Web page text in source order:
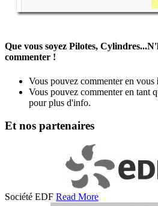
Que vous soyez Pilotes,
commenter !
Vous pouvez commenter en vous
Vous pouvez commenter en tant
pour plus d'info.
Et nos partenaires
Société EDF Read More